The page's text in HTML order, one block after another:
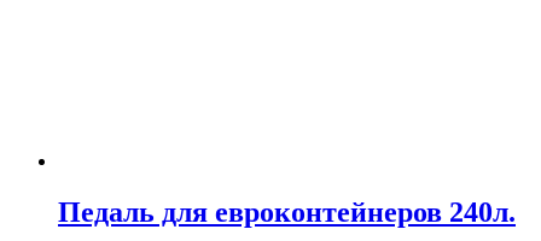
Педаль для евроконтейнеров 240л.